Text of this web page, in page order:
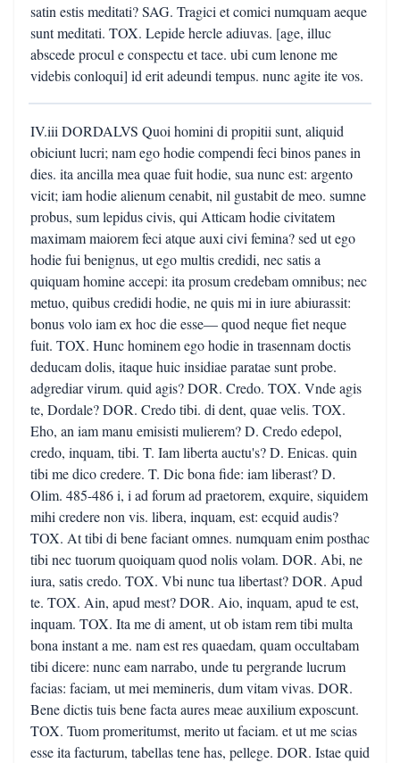
satin estis meditati? SAG. Tragici et comici numquam aeque
sunt meditati. TOX. Lepide hercle adiuvas. [age, illuc
abscede procul e conspectu et tace. ubi cum lenone me
videbis conloqui] id erit adeundi tempus. nunc agite ite vos.
IV.iii DORDALVS Quoi homini di propitii sunt, aliquid
obiciunt lucri; nam ego hodie compendi feci binos panes in
dies. ita ancilla mea quae fuit hodie, sua nunc est: argento
vicit; iam hodie alienum cenabit, nil gustabit de meo. sumne
probus, sum lepidus civis, qui Atticam hodie civitatem
maximam maiorem feci atque auxi civi femina? sed ut ego
hodie fui benignus, ut ego multis credidi, nec satis a
quiquam homine accepi: ita prosum credebam omnibus; nec
metuo, quibus credidi hodie, ne quis mi in iure abiurassit:
bonus volo iam ex hoc die esse— quod neque fiet neque
fuit. TOX. Hunc hominem ego hodie in trasennam doctis
deducam dolis, itaque huic insidiae paratae sunt probe.
adgrediar virum. quid agis? DOR. Credo. TOX. Vnde agis
te, Dordale? DOR. Credo tibi. di dent, quae velis. TOX.
Eho, an iam manu emisisti mulierem? D. Credo edepol,
credo, inquam, tibi. T. Iam liberta auctu's? D. Enicas. quin
tibi me dico credere. T. Dic bona fide: iam liberast? D.
Olim. 485-486 i, i ad forum ad praetorem, exquire, siquidem
mihi credere non vis. libera, inquam, est: ecquid audis?
TOX. At tibi di bene faciant omnes. numquam enim posthac
tibi nec tuorum quoiquam quod nolis volam. DOR. Abi, ne
iura, satis credo. TOX. Vbi nunc tua libertast? DOR. Apud
te. TOX. Ain, apud mest? DOR. Aio, inquam, apud te est,
inquam. TOX. Ita me di ament, ut ob istam rem tibi multa
bona instant a me. nam est res quaedam, quam occultabam
tibi dicere: nunc eam narrabo, unde tu pergrande lucrum
facias: faciam, ut mei memineris, dum vitam vivas. DOR.
Bene dictis tuis bene facta aures meae auxilium exposcunt.
TOX. Tuom promeritumst, merito ut faciam. et ut me scias
esse ita facturum, tabellas tene has, pellege. DOR. Istae quid